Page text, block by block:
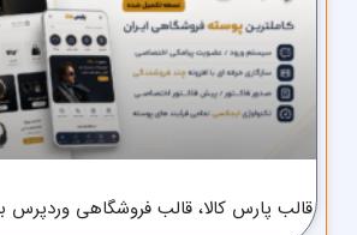
قالب پارس کالا، قالب فروشگاهی وردپرس